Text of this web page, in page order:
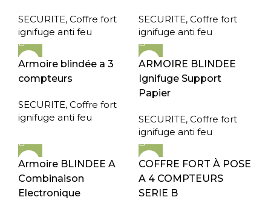
SECURITE, Coffre fort
ignifuge anti feu
SECURITE, Coffre fort
ignifuge anti feu
Armoire blindée a 3
compteurs
SECURITE, Coffre fort
ignifuge anti feu
ARMOIRE BLINDEE
Ignifuge Support
Papier
SECURITE, Coffre fort
ignifuge anti feu
Armoire BLINDEE A
Combinaison
Electronique
COFFRE FORT À POSE
A 4 COMPTEURS
SERIE B